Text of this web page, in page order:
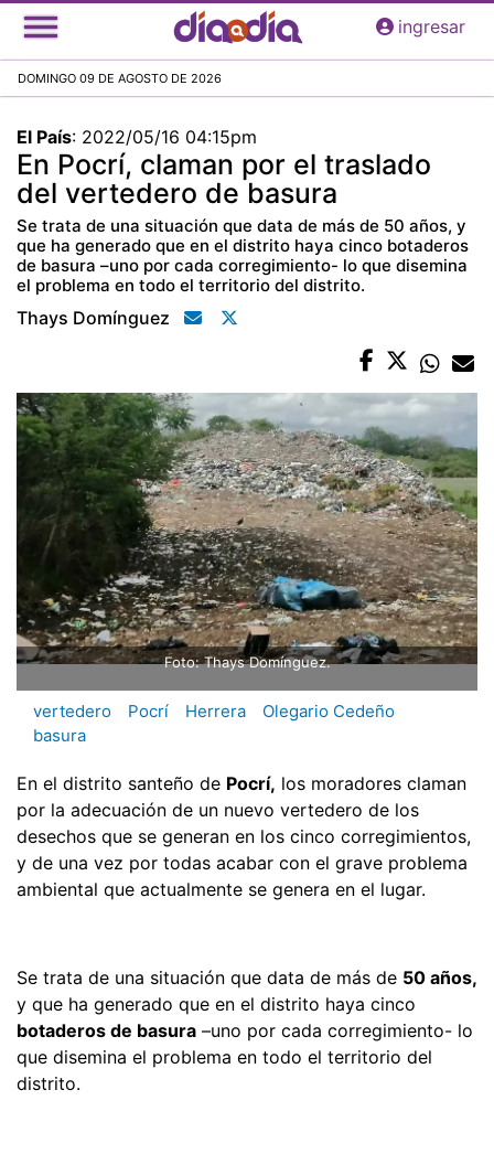
Pasar
al
principal
ingresar
DOMINGO 09 DE AGOSTO DE 2026
El País: 2022/05/16 04:15pm
En Pocrí, claman por el traslado
del vertedero de basura
Se trata de una situación que data de más de 50 años, y
que ha generado que en el distrito haya cinco botaderos
de basura –uno por cada corregimiento- lo que disemina
el problema en todo el territorio del distrito.
Thays Domínguez
Foto: Thays Domínguez.
vertedero Pocrí Herrera
Olegario Cedeño
basura
En el distrito santeño de Pocrí, los moradores claman
por la adecuación de un nuevo vertedero de los
desechos que se generan en los cinco corregimientos,
y de una vez por todas acabar con el grave problema
ambiental que actualmente se genera en el lugar.
Se trata de una situación que data de más de 50 años,
y que ha generado que en el distrito haya cinco
botaderos de basura –uno por cada corregimiento- lo
que disemina el problema en todo el territorio del
distrito.